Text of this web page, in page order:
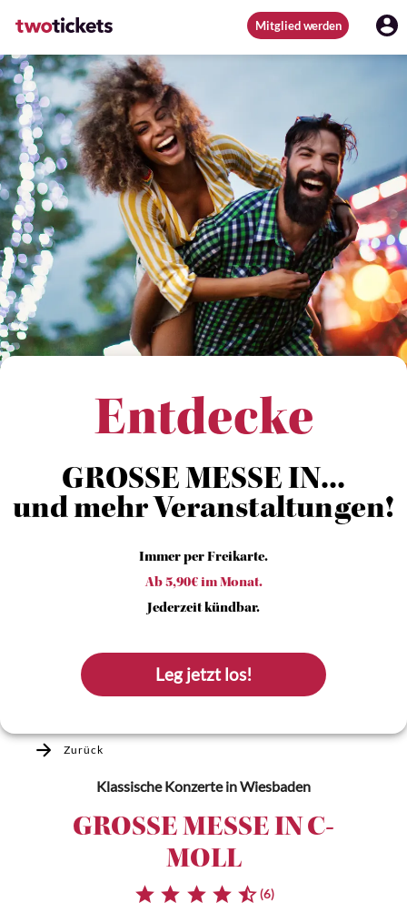
Mitglied werden
Entdecke
GROSSE MESSE IN...
und mehr Veranstaltungen!
Immer per Freikarte.
Ab 5,90€ im Monat.
Jederzeit kündbar.
Leg jetzt los!
Zurück
Klassische Konzertein Wiesbaden
GROSSE MESSE IN C-
MOLL
(6)